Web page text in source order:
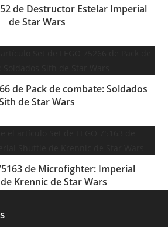
de Destructor Estelar Imperial
de Star Wars
de Pack de combate: Soldados
de Star Wars
de Microfighter: Imperial
Krennic de Star Wars